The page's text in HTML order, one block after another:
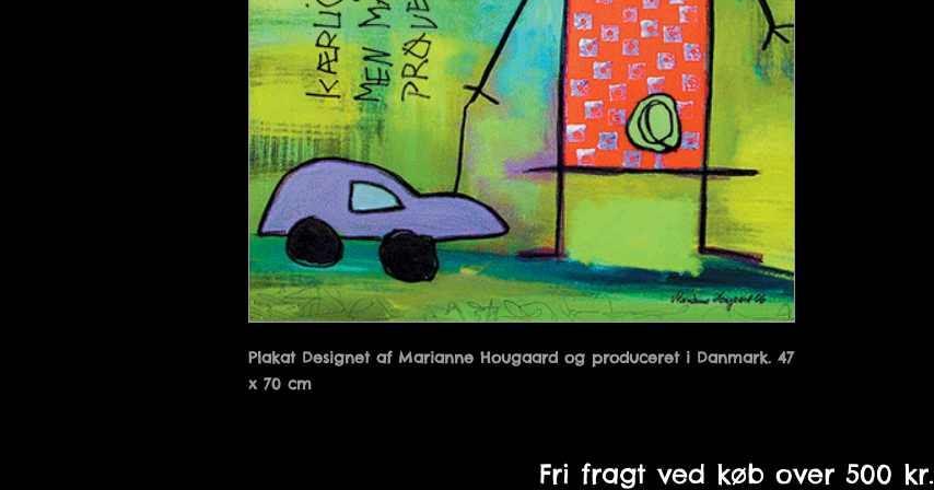
Plakat Designet af Marianne Hougaard og produceret i Danmark. 47
x 70 cm
Fri fragt ved køb over 500 kr.